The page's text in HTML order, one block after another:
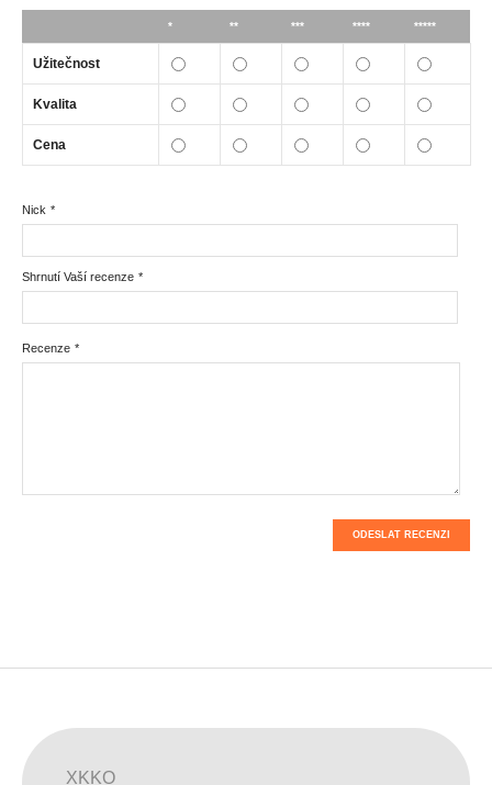
* ** *** **** *****
Užitečnost
Kvalita
Cena
*
Nick
*
Shrnutí Vaší recenze
*
Recenze
ODESLAT RECENZI
XKKO